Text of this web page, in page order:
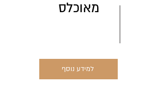
מאוכלס
למידע נוסף